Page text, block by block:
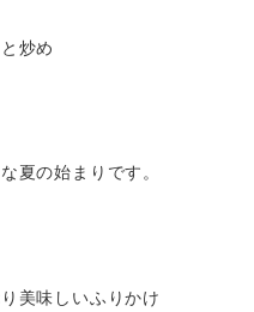
炒め
夏の始まりです。
美味しいふりかけ